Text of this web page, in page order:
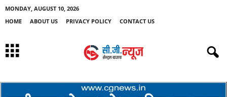
MONDAY, AUGUST 10, 2026
HOME
ABOUT US PRIVACY POLICY CONTACT US